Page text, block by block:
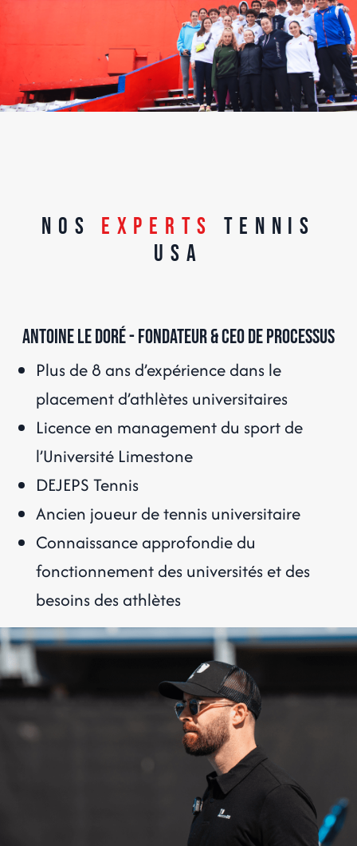
Nos Experts
Tennis
USA
Antoine Le Doré - Fondateur & CEO de ProcessUS
Plus de 8 ans d’expérience dans le
placement d’athlètes universitaires
Licence en management du sport de
l’Université Limestone
DEJEPS Tennis
Ancien joueur de tennis universitaire
Connaissance approfondie du
fonctionnement des universités et des
besoins des athlètes